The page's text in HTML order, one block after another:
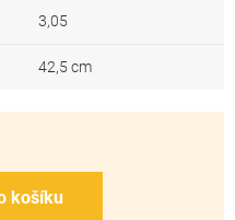
3,05
42,5 cm